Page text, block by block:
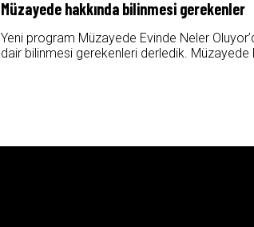
Müzayede hakkında bilinmesi gerekenler
Yeni program Müzayede Evinde Neler
dair bilinmesi gerekenleri derledik. Müzayede